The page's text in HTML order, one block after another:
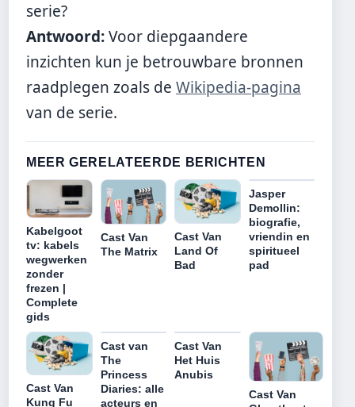
serie?
Antwoord:Voor diepgaandere
inzichten kun je betrouwbare bronnen
raadplegen zoals de Wikipedia-pagina
van de serie.
MEER GERELATEERDE BERICHTEN
Kabelgoot
tv: kabels
wegwerken
zonder
frezen |
Complete
gids
Cast Van
The Matrix
Cast Van
Land Of
Bad
Jasper
Demollin:
biografie,
vriendin en
spiritueel
pad
Cast Van
Kung Fu
Cast van
The
Princess
Diaries: alle
acteurs en
Cast Van
Het Huis
Anubis
Cast Van